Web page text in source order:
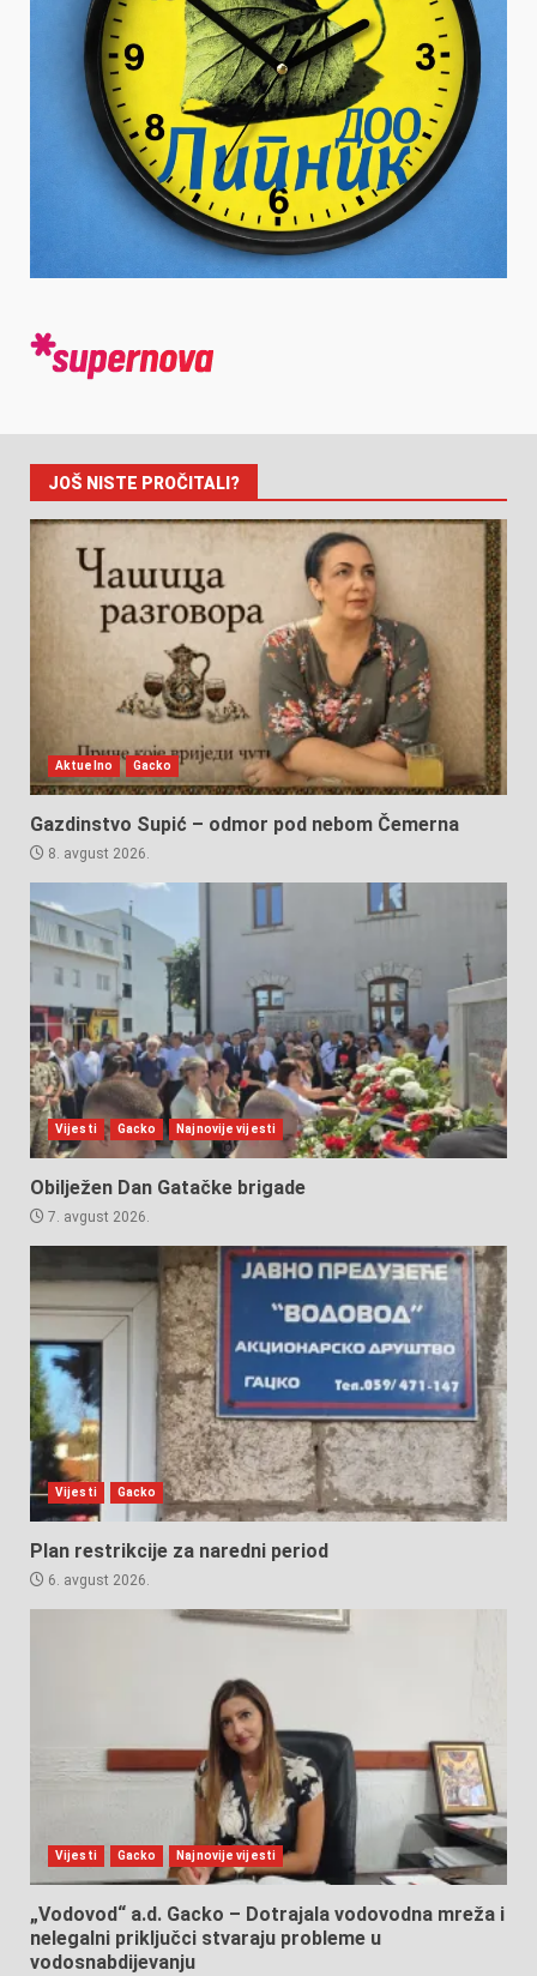
JOŠ NISTE PROČITALI?
Aktuelno Gacko
Gazdinstvo Supić – odmor pod nebom Čemerna
8. avgust 2026.
Vijesti Gacko Najnovije vijesti
Obilježen Dan Gatačke brigade
7. avgust 2026.
Vijesti Gacko
Plan restrikcije za naredni period
6. avgust 2026.
Vijesti Gacko Najnovije vijesti
„Vodovod“ a.d. Gacko – Dotrajala vodovodna mreža i
nelegalni priključci stvaraju probleme u
vodosnabdijevanju